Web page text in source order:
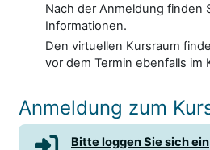
Nach der Anmeldung finden
Informationen.
Den virtuellen Kursraum
vor dem Termin ebenfalls im
Anmeldung zum
Bitte loggen Sie sich ein